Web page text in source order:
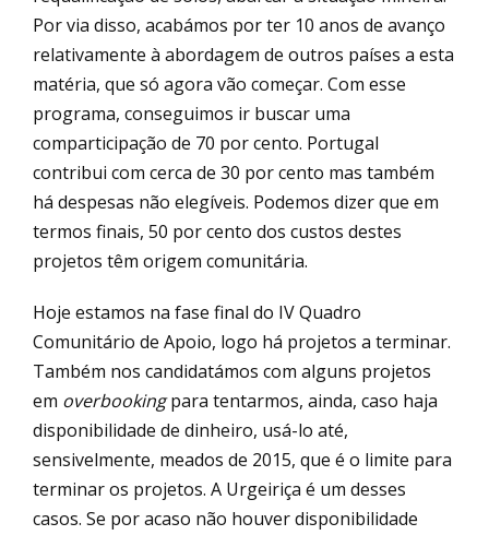
Por via disso, acabámos por ter 10 anos de avanço
relativamente à abordagem de outros países a esta
matéria, que só agora vão começar. Com esse
programa, conseguimos ir buscar uma
comparticipação de 70 por cento. Portugal
contribui com cerca de 30 por cento mas também
há despesas não elegíveis. Podemos dizer que em
termos finais, 50 por cento dos custos destes
projetos têm origem comunitária.
Hoje estamos na fase final do IV Quadro
Comunitário de Apoio, logo há projetos a terminar.
Também nos candidatámos com alguns projetos
em overbookingpara tentarmos, ainda, caso haja
disponibilidade de dinheiro, usá-lo até,
sensivelmente, meados de 2015, que é o limite para
terminar os projetos. A Urgeiriça é um desses
casos. Se por acaso não houver disponibilidade